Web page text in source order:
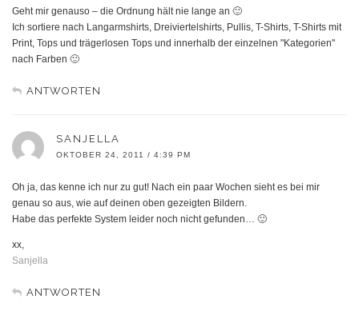
Geht mir genauso – die Ordnung hält nie lange an 🙂
Ich sortiere nach Langarmshirts, Dreiviertelshirts, Pullis, T-Shirts, T-Shirts mit
Print, Tops und trägerlosen Tops und innerhalb der einzelnen "Kategorien"
nach Farben 🙂
ANTWORTEN
SANJELLA
OKTOBER 24, 2011 / 4:39 PM
Oh ja, das kenne ich nur zu gut! Nach ein paar Wochen sieht es bei mir
genau so aus, wie auf deinen oben gezeigten Bildern.
Habe das perfekte System leider noch nicht gefunden… 🙂
xx,
Sanjella
ANTWORTEN